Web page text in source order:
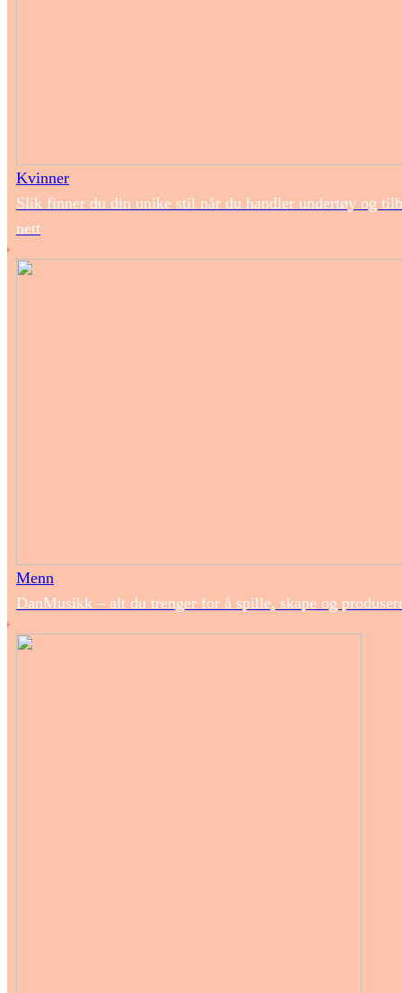
Kvinner
Slik finner du din unike stil når du handler undertøy og
nett
Menn
DanMusikk – alt du trenger for å spille, skape og